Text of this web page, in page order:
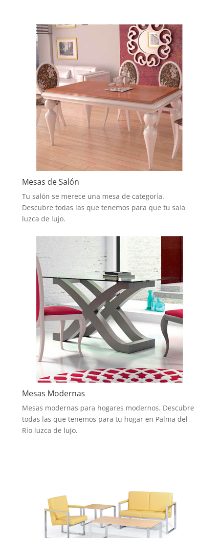
Mesas de Salón
Tu salón se merece una mesa de categoría.
Descubre todas las que tenemos para que tu sala
luzca de lujo.
Mesas Modernas
Mesas modernas para hogares modernos. Descubre
todas las que tenemos para tu hogar en Palma del
Río luzca de lujo.